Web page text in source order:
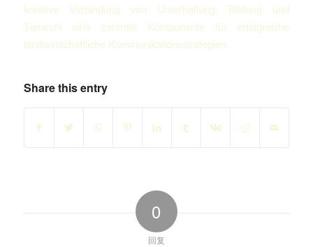
kreative Verbindung von Unterhaltung, Bildung und
Tierwohl eine zentrale Komponente für erfolgreiche
landwirtschaftliche Kommunikationsstrategien.
Share this entry
0
回复